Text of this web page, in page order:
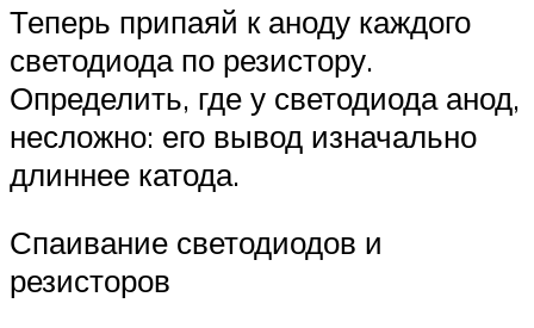
Теперь припаяй к аноду каждого
светодиода по резистору.
Определить, где у светодиода анод,
несложно: его вывод изначально
длиннее катода.
Спаивание светодиодов и
резисторов